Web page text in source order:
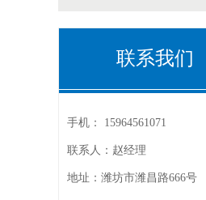
联系我们
手机： 15964561071
联系人：赵经理
地址：潍坊市潍昌路666号